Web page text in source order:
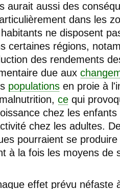
aurait aussi des
dans les
ne disposent
certaines régions,
des rendements
due aux
populations en proie à
ce qui
chez les enfants
chez les adultes.
pourraient se
à la fois les moyens de
effet prévu néfaste